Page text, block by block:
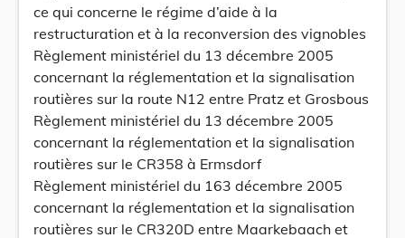
ce qui concerne le régime d’aide à la
restructuration et à la reconversion des vignobles
Règlement ministériel du 13 décembre 2005
concernant la réglementation et la signalisation
routières sur la route N12 entre Pratz et Grosbous
Règlement ministériel du 13 décembre 2005
concernant la réglementation et la signalisation
routières sur le CR358 à Ermsdorf
Règlement ministériel du 163 décembre 2005
concernant la réglementation et la signalisation
routières sur le CR320D entre Maarkebaach et